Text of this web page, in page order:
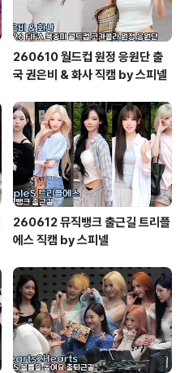
260610 월드컵 원정 응원단 출
국 권은비 & 화사 직캠 by 스피넬
260612 뮤직뱅크 출근길 트리플
에스 직캠 by 스피넬